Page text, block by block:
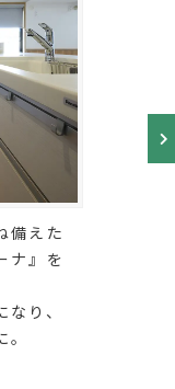
備えた
ナ』を
り、